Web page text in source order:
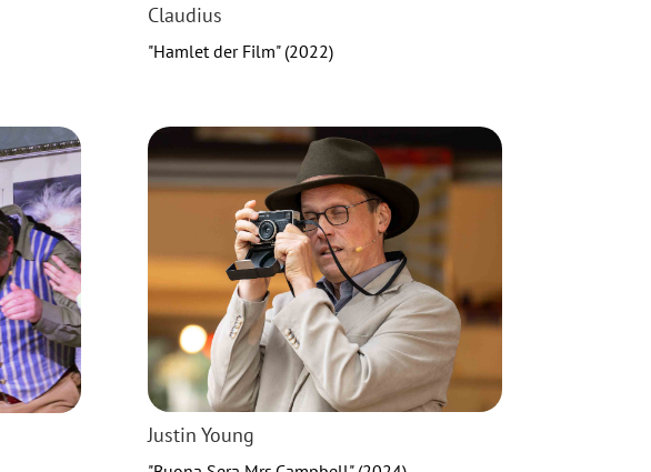
Claudius
"Hamlet der Film" (2022)
Justin Young